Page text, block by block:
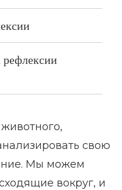
свою
Мы можем
вокруг, и